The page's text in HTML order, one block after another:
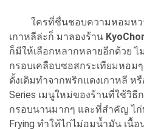
ใครที่ชื่นชอบความหอมหวา
เกาหลีล่ะก็ มาลองร้าน
ก็มีให้เลือกหลากหลายอีกด้วย ไม่
กรอบเคลือบซอสกระเทียมหอม
ดั้งเดิมทำจากพริกแดงเกาหลี หรื
Series เมนูใหม่ของร้านที่ใช้วิ
กรอบนานมากๆ และที่สำคัญ ไ
Frying ทำให้ไก่ไม่อมน้ำมัน เนื้